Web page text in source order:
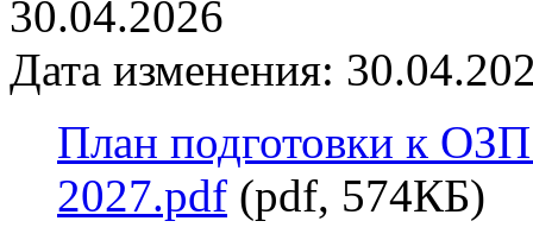
30.04.2026
Дата изменения:
План подготовки к
2027.pdf (pdf, 574КБ)